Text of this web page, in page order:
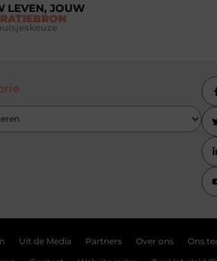
LEVEN, JOUW
Uit de Media Partners Over ons Ons